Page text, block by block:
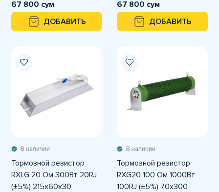
67 800 сум
ДОБАВИТЬ
67 800 сум
ДОБАВИТЬ
В наличии
Тормозной резистор
RXLG 20 Ом 300Вт 20RJ
(±5%) 215x60x30
В наличии
Тормозной резистор
RXG20 100 Ом 1000Вт
100RJ (±5%) 70x300